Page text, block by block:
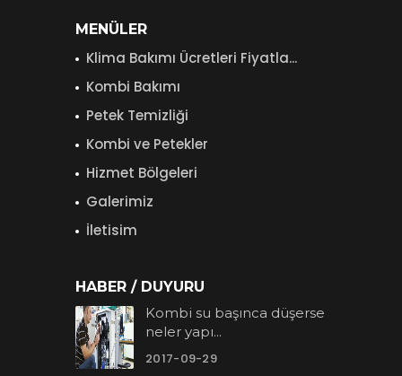
MENÜLER
Klima Bakımı Ücretleri Fiyatla...
Kombi Bakımı
Petek Temizliği
Kombi ve Petekler
Hizmet Bölgeleri
Galerimiz
İletisim
HABER / DUYURU
Kombi su başınca düşerse
neler yapı...
2017-09-29